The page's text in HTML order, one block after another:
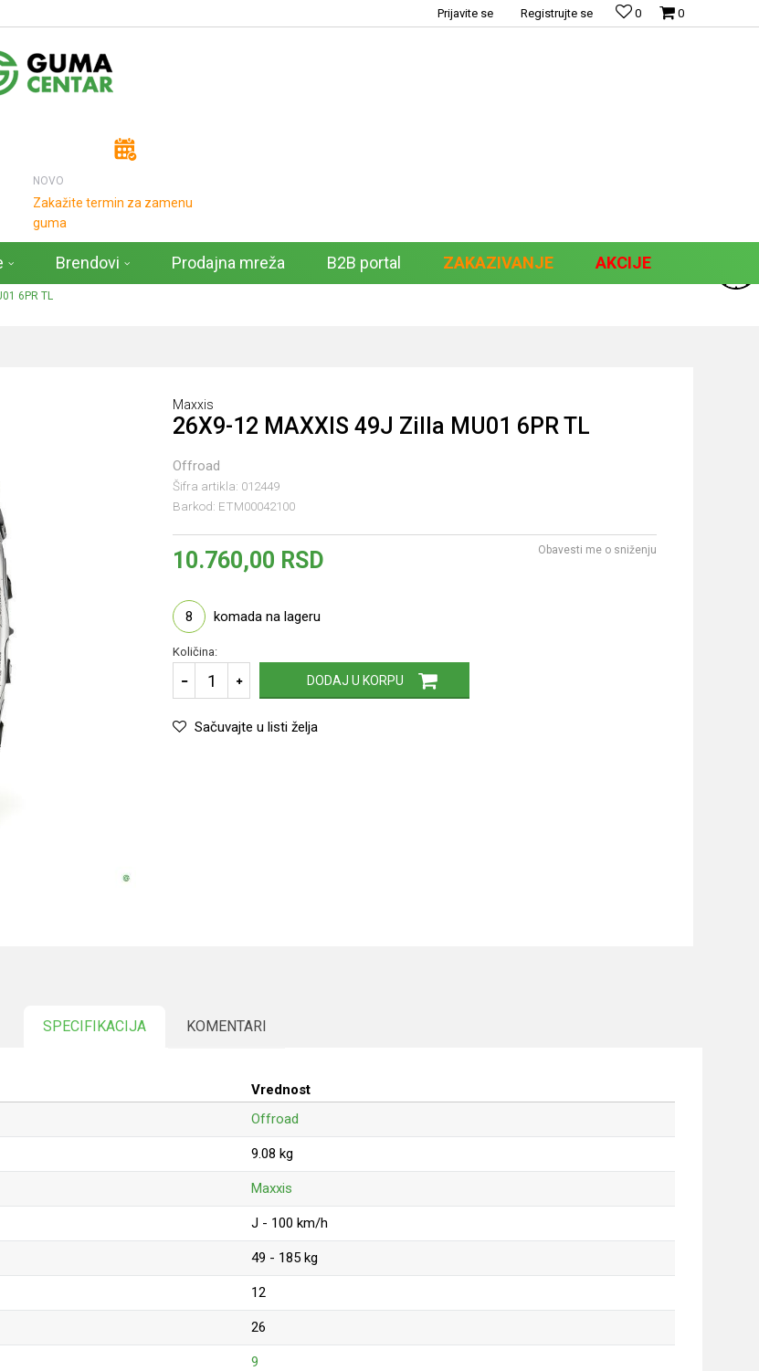
0
0
Prijavite se Registrujte se
NOVO
Zakažite termin za zamenu
guma
Brendovi Prodajna mreža B2B portal ZAKAZIVANJE AKCIJE
6PR TL
Maxxis
26X9-12 MAXXIS 49J Zilla MU01 6PR TL
Offroad
Šifra artikla: 012449
Barkod: ETM00042100
10.760,00 RSD Obavesti me o sniženju
8 komada na lageru
Količina:
DODAJ U KORPU
Sačuvajte u listi želja
SPECIFIKACIJA KOMENTARI
Vrednost
Offroad
9.08 kg
Maxxis
J - 100 km/h
49 - 185 kg
12
26
9